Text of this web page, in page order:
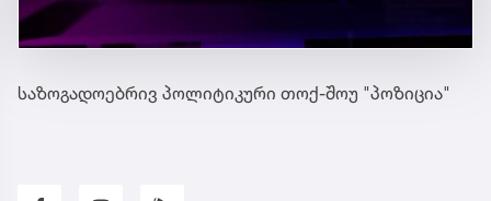
საზოგადოებრივ პოლიტიკური თოქ-შოუ "პოზიცია"